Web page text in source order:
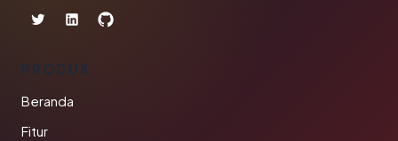
PRODUK
Beranda
Fitur